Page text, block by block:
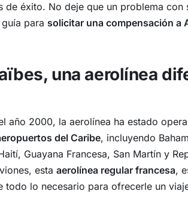
de éxito. No deje que un problema con
para solicitar una compensación a
una aerolínea
año 2000, la aerolínea ha estado
del Caribe, incluyendo
Guayana Francesa, San Martín y
esta aerolínea regular francesa,
todo lo necesario para ofrecerle un